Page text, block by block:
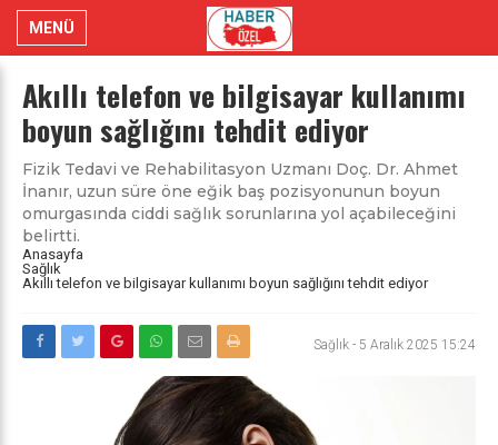
MENÜ
Akıllı telefon ve bilgisayar kullanımı
boyun sağlığını tehdit ediyor
Fizik Tedavi ve Rehabilitasyon Uzmanı Doç. Dr. Ahmet
İnanır, uzun süre öne eğik baş pozisyonunun boyun
omurgasında ciddi sağlık sorunlarına yol açabileceğini
belirtti.
Anasayfa
Sağlık
Akıllı telefon ve bilgisayar kullanımı boyun sağlığını tehdit ediyor
Sağlık - 5 Aralık 2025 15:24